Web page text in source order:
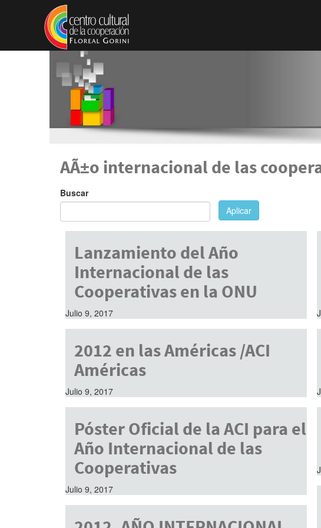
Pasar al contenido principal
AÃ±o internacional de las
Buscar
Aplicar
Lanzamiento del Año
Internacional de las
Cooperativas en la ONU
Julio 9, 2017
2012 en las Américas /ACI
Américas
Julio 9, 2017
Póster Oficial de la ACI para el
Año Internacional de las
Cooperativas
Julio 9, 2017